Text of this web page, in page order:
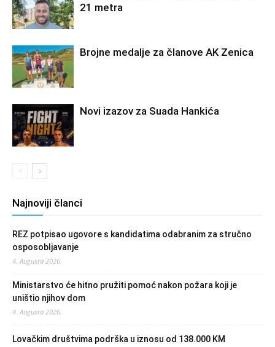
21 metra
Brojne medalje za članove AK Zenica
Novi izazov za Suada Hankića
Najnoviji članci
REZ potpisao ugovore s kandidatima odabranim za stručno
osposobljavanje
4. Augusta 2026.
Ministarstvo će hitno pružiti pomoć nakon požara koji je
uništio njihov dom
4. Augusta 2026.
Lovačkim društvima podrška u iznosu od 138.000 KM